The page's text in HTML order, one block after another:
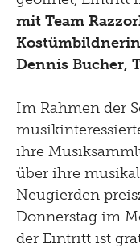
Picknick
Brunch
Late Thursday
mit Team
Dennis Bucher,
Im Rahmen der
ihre
über ihre
Neugierden
Donnerstag im
der Eintritt ist